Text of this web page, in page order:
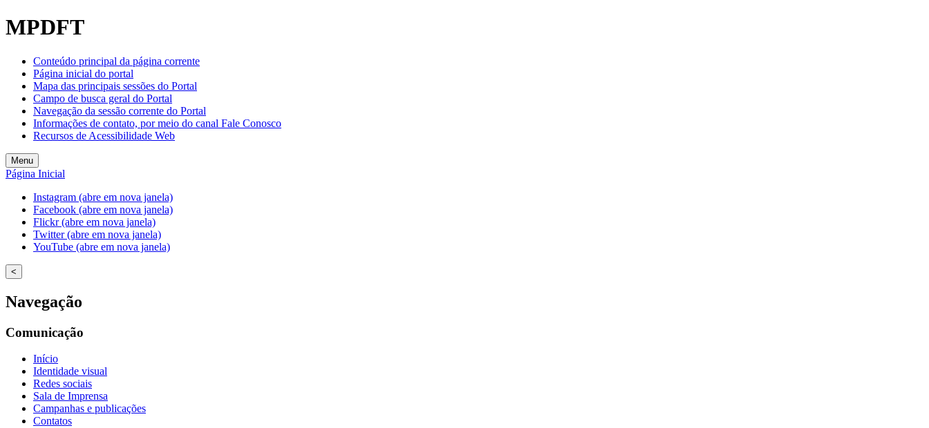
MPDFT
Conteúdo principal da página corrente
Página inicial do portal
Mapa das principais sessões do Portal
Campo de busca geral do Portal
Navegação da sessão corrente do Portal
Informações de contato, por meio do canal Fale Conosco
Recursos de Acessibilidade Web
Menu
Página Inicial
Instagram (abre em nova janela)
Facebook (abre em nova janela)
Flickr (abre em nova janela)
Twitter (abre em nova janela)
YouTube (abre em nova janela)
<
Navegação
Comunicação
Início
Identidade visual
Redes sociais
Sala de Imprensa
Campanhas e publicações
Contatos